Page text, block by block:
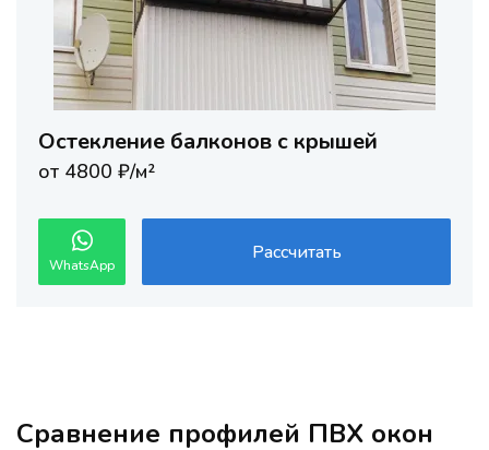
Остекление балконов с крышей
от 4800 ₽/м²
WhatsApp
Рассчитать
Сравнение профилей ПВХ окон